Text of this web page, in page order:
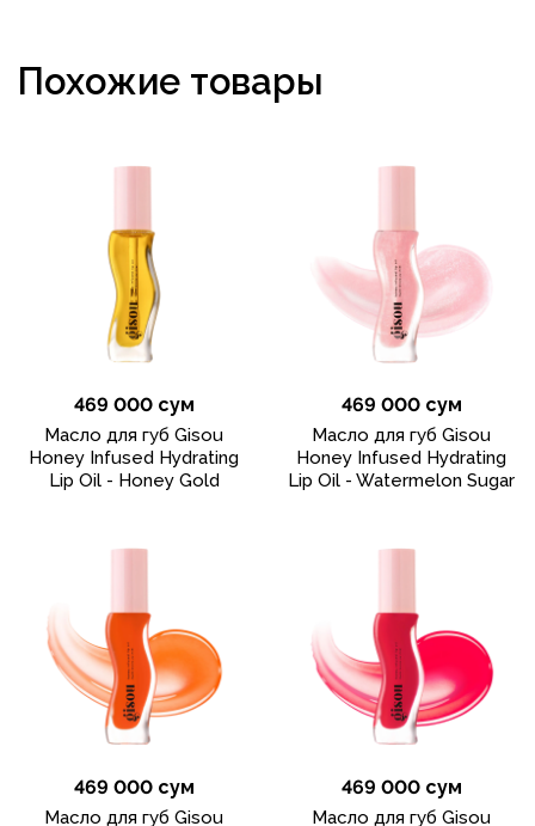
Похожие товары
469 000 сум
Масло для губ Gisou
Honey Infused Hydrating
Lip Oil - Honey Gold
469 000 сум
Масло для губ Gisou
Honey Infused Hydrating
Lip Oil - Watermelon Sugar
469 000 сум
Масло для губ Gisou
469 000 сум
Масло для губ Gisou